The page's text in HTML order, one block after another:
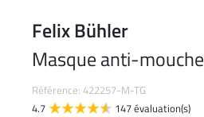
Felix Bühler
Masque anti-
Référence: 422257-M-TG
4.7
147 évaluation(s)